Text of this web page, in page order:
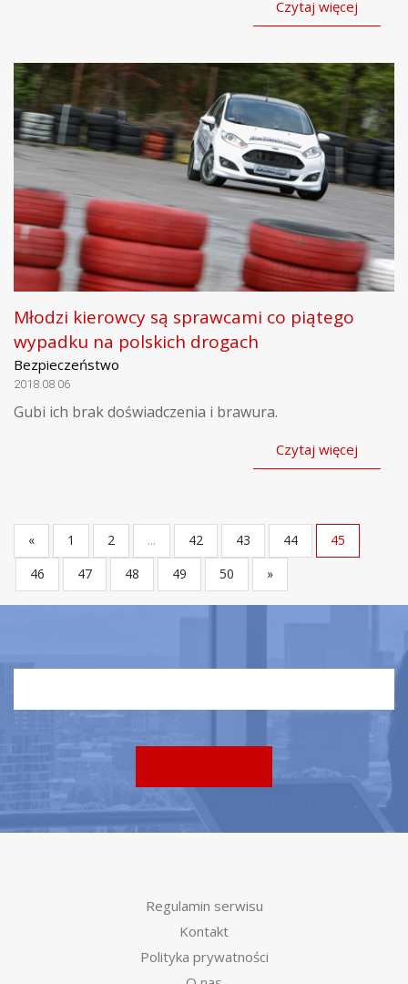
Czytaj więcej
Młodzi kierowcy są sprawcami co piątego
wypadku na polskich drogach
Bezpieczeństwo
2018.08.06
Gubi ich brak doświadczenia i brawura.
Czytaj więcej
« 1 2 ... 42 43 44
45
46
47 48 49 50 »
Regulamin serwisu
Kontakt
Polityka prywatności